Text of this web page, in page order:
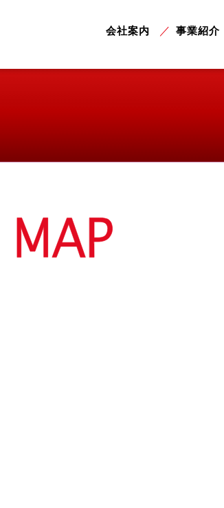
会社案内 事業紹介